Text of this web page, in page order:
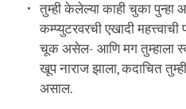
तुम्ही केलेल्या काही चुका पुन्हा
कम्प्युटरवरची एखादी
चूक असेल- आणि मग तुम्हाला
खूप नाराज झाला, कदाचित
असाल.